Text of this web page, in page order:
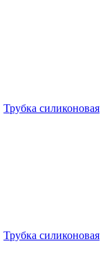
Трубка силиконовая
Трубка силиконовая